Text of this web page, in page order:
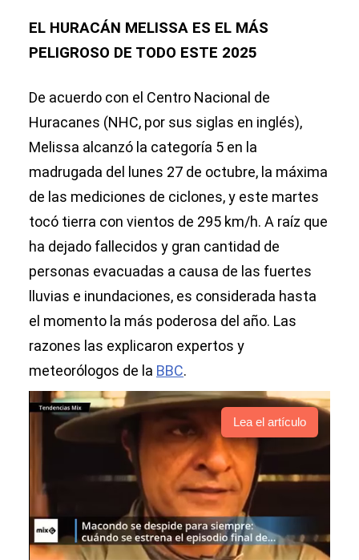
EL HURACÁN MELISSA ES EL MÁS
PELIGROSO DE TODO ESTE 2025
De acuerdo con el Centro Nacional de
Huracanes (NHC, por sus siglas en inglés),
Melissa alcanzó la categoría 5 en la
madrugada del lunes 27 de octubre, la máxima
de las mediciones de ciclones, y este martes
tocó tierra con vientos de 295 km/h. A raíz que
ha dejado fallecidos y gran cantidad de
personas evacuadas a causa de las fuertes
lluvias e inundaciones, es considerada hasta
el momento la más poderosa del año. Las
razones las explicaron expertos y
meteorólogos de la BBC.
Lea el artículo